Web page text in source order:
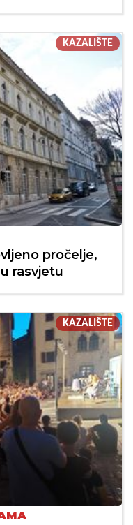
KAZALIŠTE
pročelje,
rasvjetu
KAZALIŠTE